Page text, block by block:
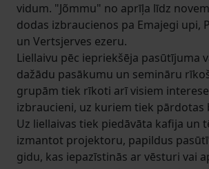
vidum. "Jõmmu" no aprīļa līdz
dodas izbraucienos pa Emajegi upi,
un Vertsjerves ezeru.
Liellaivu pēc iepriekšēja pasūtījuma
dažādu pasākumu un semināru
grupām tiek rīkoti arī visiem
izbraucieni, uz kuriem tiek pārdotas
Uz liellaivas tiek piedāvāta kafija un
izmantot projektoru, papildus
gidu, kas iepazīstinās ar vēsturi vai